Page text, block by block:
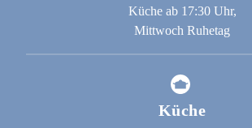
Küche ab 17:30 Uhr,
Mittwoch Ruhetag
Küche